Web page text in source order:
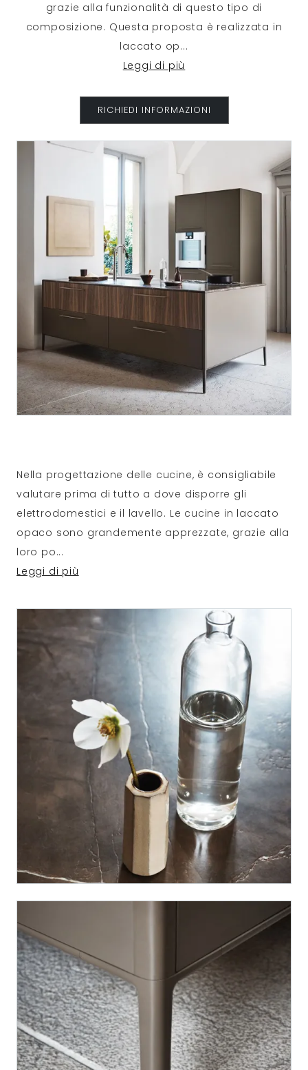
grazie alla funzionalità di questo tipo di
composizione. Questa proposta è realizzata in
laccato op...
Leggi di più
RICHIEDI INFORMAZIONI
Nella progettazione delle cucine, è consigliabile
valutare prima di tutto a dove disporre gli
elettrodomestici e il lavello. Le cucine in laccato
opaco sono grandemente apprezzate, grazie alla
loro po...
Leggi di più